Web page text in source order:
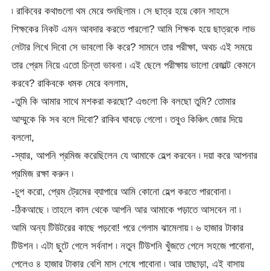
৷ রাকিবের কথাগুলো থম মেরে শুনছিলাম ৷ সে ছাত্র হয়ে কোন সাহসে
শিক্ষকের নিকট এমন আবদার করতে পারলো? আমি শিক্ষক হয়ে ছাত্রকে লাভ
লেটার লিখে দিবো সে ভাবলো কি করে? সামনে তার পরীক্ষা, অথচ এই সময়ে
তার প্রেম নিয়ে এতো চিন্তা ভাবনা ৷ এই ছেলে পরীক্ষায় ভালো রেজাল্ট কেমনে
করবে? রাকিবকে ধমক মেরে বললাম,
-তুমি কি আমার সাথে মশকরা করছো? এগুলো কি বলছো তুমি? তোমার
আম্মুকে কি সব বলে দিবো? রাকিব ঘাবড়ে গেলো ৷ তবুও কিঞ্চিৎ জোর দিয়ে
বললো,
-স্যার, আপনি প্রমিজ করেছিলেন যে আমাকে হেল্প করবেন ৷ দয়া করে আপনার
প্রমিজ রক্ষা করুন ৷
-চুপ করো, প্রেম ট্রেমের ব্যাপারে আমি কোনো হেল্প করতে পারবোনা ৷
-ঠিকআছে ৷ তাহলে কাল থেকে আপনি আর আমাকে পড়াতে আসবেন না ৷
আমি অন্য টিউটরের কাছে পড়বো! পরে গেলাম ঝামেলায় ৷ ৬ হাজার টাকার
টিউশন ৷ এটা ছুটে গেলে সর্বনাশ ৷ নতুন টিউশনি খুঁজতে গেলে সহজে পাবোনা,
পেলেও ৪ হাজার টাকার বেশি মাস শেষে পাবোনা ৷ আর তাছাড়া, এই বাসায়